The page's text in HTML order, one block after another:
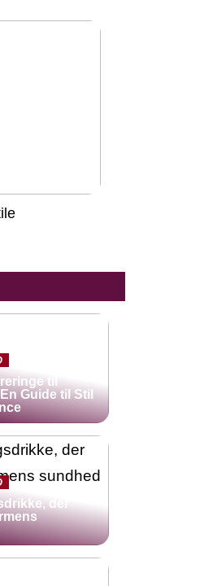
til
Guide til Stil
der